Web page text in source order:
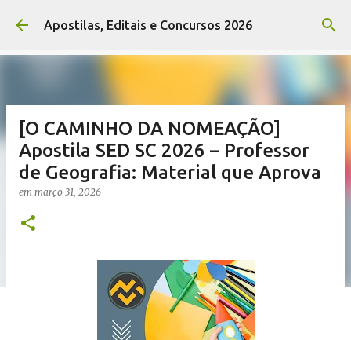
Pular para o conteúdo principal
Apostilas, Editais e Concursos 2026
[O CAMINHO DA NOMEAÇÃO]
Apostila SED SC 2026 – Professor
de Geografia: Material que Aprova
em março 31, 2026